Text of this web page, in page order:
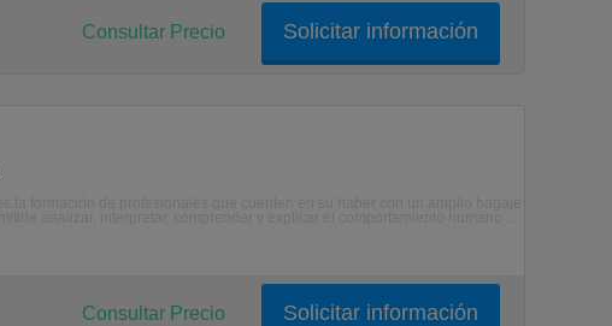
Solicitar información
Consultar Precio
Solicitar información
Consultar Precio